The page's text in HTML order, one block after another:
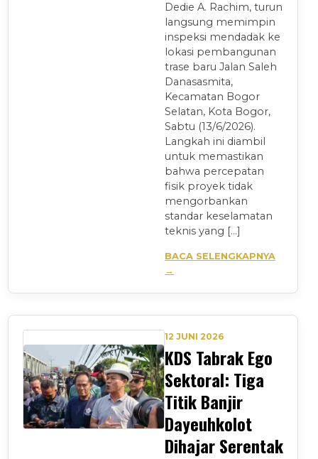
Dedie A. Rachim, turun
langsung memimpin
inspeksi mendadak ke
lokasi pembangunan
trase baru Jalan Saleh
Danasasmita,
Kecamatan Bogor
Selatan, Kota Bogor,
Sabtu (13/6/2026).
Langkah ini diambil
untuk memastikan
bahwa percepatan
fisik proyek tidak
mengorbankan
standar keselamatan
teknis yang […]
BACA SELENGKAPNYA
→
12 JUNI 2026
KDS Tabrak Ego
Sektoral: Tiga
Titik Banjir
Dayeuhkolot
Dihajar Serentak